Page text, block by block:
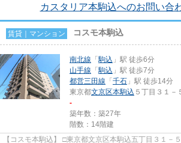
カスタリア本駒込へのお問い合
賃貸｜マンション コスモ本駒込
南北線 「駒込 」駅 徒歩6分
山手線 「駒込 」駅 徒歩7分
都営三田線 「 千石 」駅 徒歩14分
東京都文京区本駒込 ５丁目３１－
-
築年数：築27年
階数：14階建
【コスモ本駒込】 □東京都文京区本駒込五丁目３１－５ □1999年3月築 □鉄骨鉄